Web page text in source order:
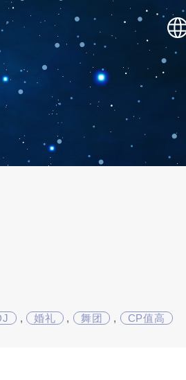
演
, 婚礼 , 舞团 , CP值高